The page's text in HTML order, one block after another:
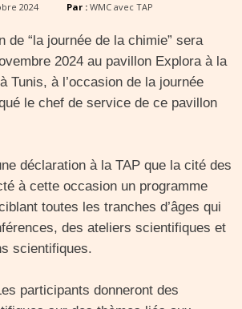
2024 Par : WMC avec TAP
de “la journée de la chimie” sera
2024 au pavillon Explora à la
Tunis, à l’occasion de la journée
le chef de service de ce pavillon
déclaration à la TAP que la cité des
à cette occasion un programme
toutes les tranches d’âges qui
des ateliers scientifiques et
scientifiques.
participants donneront des